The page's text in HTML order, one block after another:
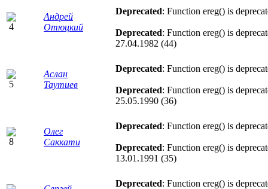
Андрей
Отюцкий
Deprecated: Function ereg() is
Deprecated: Function ereg() is
27.04.1982 (44)
Аслан
Таутиев
Deprecated: Function ereg() is
Deprecated: Function ereg() is
25.05.1990 (36)
Олег
Саккати
Deprecated: Function ereg() is
Deprecated: Function ereg() is
13.01.1991 (35)
Deprecated: Function ereg() is